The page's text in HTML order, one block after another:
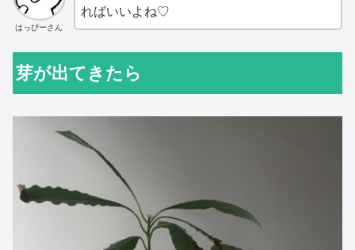
はっぴーさん
ればいいよね♡
芽が出てきたら